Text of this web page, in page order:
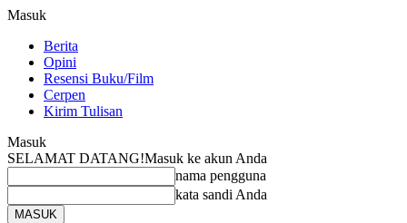
Masuk
Berita
Opini
Resensi Buku/Film
Cerpen
Kirim Tulisan
Masuk
SELAMAT DATANG!Masuk ke akun Anda
nama pengguna
kata sandi Anda